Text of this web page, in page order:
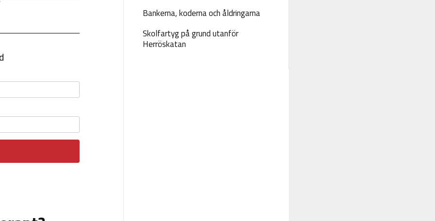
Bankerna, koderna och åldringarna
Skolfartyg på grund utanför
Herröskatan